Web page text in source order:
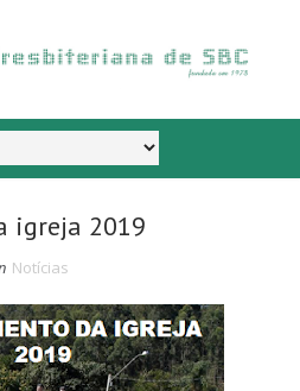
igreja 2019
Notícias